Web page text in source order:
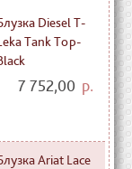
Diesel T-
Tank Top-
7 752,00 р.
Ariat Lace